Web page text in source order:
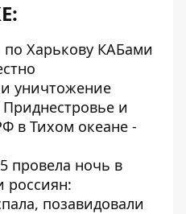
по Харькову КАБами
уничтожение
и
в Тихом океане -
провела ночь в
россиян:
позавидовали